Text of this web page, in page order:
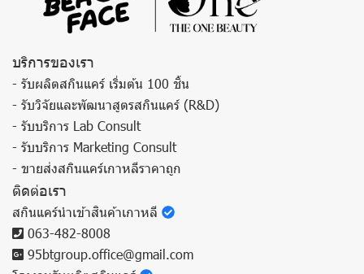
บริการของเรา
- รับผลิตสกินแคร์ เริ่มต้น 100 ชิ้น
- รับวิจัยและพัฒนาสูตรสกินแคร์ (R&D)
- รับบริการ Lab Consult
- รับบริการ Marketing Consult
- ขายส่งสกินแคร์เกาหลีราคาถูก
ติดต่อเรา
สกินแคร์นำเข้าสินค้าเกาหลี
063-482-8008
95btgroup.office@gmail.com